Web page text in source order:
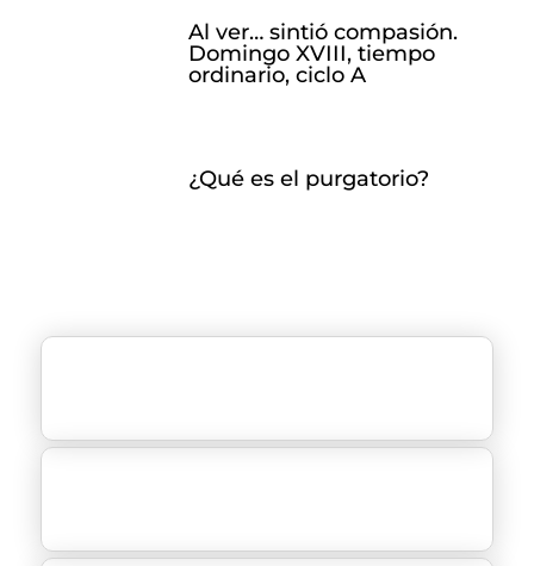
Al ver… sintió compasión.
Domingo XVIII, tiempo
ordinario, ciclo A
¿Qué es el purgatorio?